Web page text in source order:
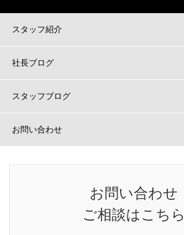
スタッフ紹介
社長ブログ
スタッフブログ
お問い合わせ
お問い合わせ
ご相談はこちら